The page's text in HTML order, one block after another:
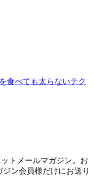
食べても太らないテク
トメールマガジン。お
ン会員様だけにお送り